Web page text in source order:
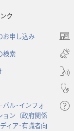
ク
お申し込み
（新
し
い
タ
ブ
で
開
く）
検索
バル･インフォ
ョン（政府関係
ィア･有識者向